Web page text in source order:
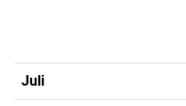
Juli